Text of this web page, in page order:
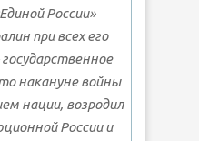
России»
при всех его
накануне войны
нации, возродил
России и